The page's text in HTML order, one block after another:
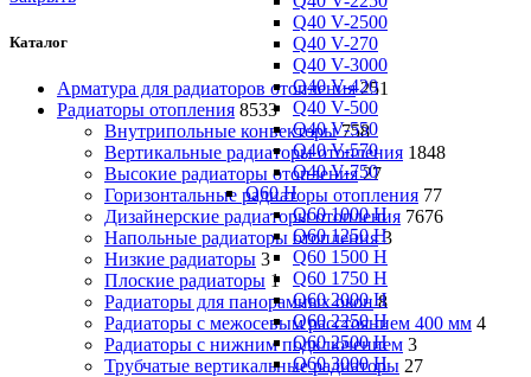
Q40 V-2500
Q40 V-270
Q40 V-3000
Q40 V-420
Q40 V-500
Q40 V-550
Q40 V-570
Q40 V-750
Q60 H
Q60 1000 H
Q60 1250 H
Q60 1500 H
Q60 1750 H
Q60 2000 H
Q60 2250 H
Q60 2500 H
Q60 3000 H
Каталог
Арматура для радиаторов отопления 251
Радиаторы отопления 8533
Внутрипольные конвекторы 758
Вертикальные радиаторы отопления 1848
Высокие радиаторы отопления 27
Горизонтальные радиаторы отопления 77
Дизайнерские радиаторы отопления 7676
Напольные радиаторы отопления 3
Низкие радиаторы 3
Плоские радиаторы 1
Радиаторы для панорамных окон 8
Радиаторы с межосевым расстоянием 400 мм 4
Радиаторы с нижним подключением 3
Трубчатые вертикальные радиаторы 27